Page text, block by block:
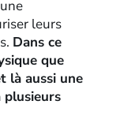
leurs
Dans ce
que
là aussi une
plusieurs